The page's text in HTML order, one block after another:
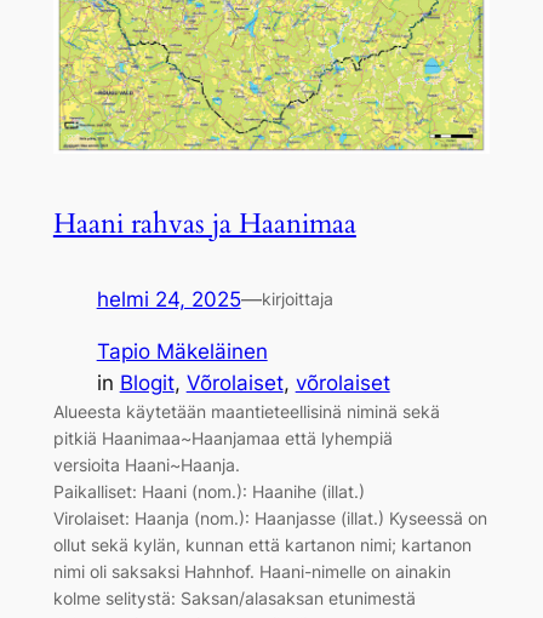
Haani rahvas ja Haanimaa
helmi 24, 2025—kirjoittaja
Tapio Mäkeläinen
in Blogit, Võrolaiset, võrolaiset
Alueesta käytetään maantieteellisinä niminä sekä
pitkiä Haanimaa~Haanjamaa että lyhempiä
versioita Haani~Haanja.
Paikalliset: Haani (nom.): Haanihe (illat.)
Virolaiset: Haanja (nom.): Haanjasse (illat.) Kyseessä on
ollut sekä kylän, kunnan että kartanon nimi; kartanon
nimi oli saksaksi Hahnhof. Haani-nimelle on ainakin
kolme selitystä: Saksan/alasaksan etunimestä